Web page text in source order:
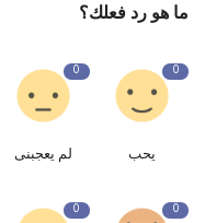
ما هو رد فعلك؟
0
يحب
0
لم يعجبنى
0
0